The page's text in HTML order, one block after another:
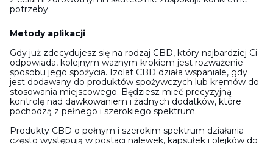
potrzeby.
Metody aplikacji
Gdy już zdecydujesz się na rodzaj CBD, który najbardziej Ci
odpowiada, kolejnym ważnym krokiem jest rozważenie
sposobu jego spożycia. Izolat CBD działa wspaniale, gdy
jest dodawany do produktów spożywczych lub kremów do
stosowania miejscowego. Będziesz mieć precyzyjną
kontrolę nad dawkowaniem i żadnych dodatków, które
pochodzą z pełnego i szerokiego spektrum.
Produkty CBD o pełnym i szerokim spektrum działania
często występują w postaci nalewek, kapsułek i olejków do